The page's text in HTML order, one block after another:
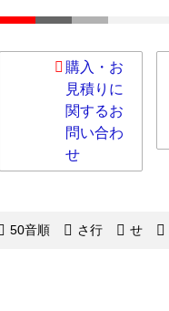
購入・お
見積りに
関するお
問い合わ
せ
50音順 さ行 せ